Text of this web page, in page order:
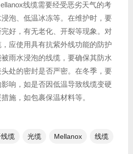
线缆需要经受恶劣天气的考
泡、低温冰冻等。在维护时，要
好，有无老化、开裂等现象。对
应使用具有抗紫外线功能的防护
雨水浸泡的线缆，要确保其防水
处的密封是否严密。在冬季，要
响，如是否因低温导致线缆变硬
施，如包裹保温材料等。
缆​ 光缆 Mellanox 线缆